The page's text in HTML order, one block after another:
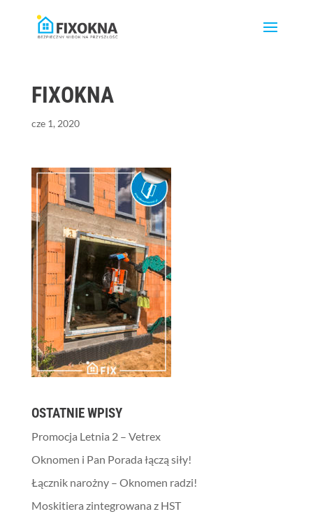
FIXOKNA
cze 1, 2020
OSTATNIE WPISY
Promocja Letnia 2 – Vetrex
Oknomen i Pan Porada łączą siły!
Łącznik narożny – Oknomen radzi!
Moskitiera zintegrowana z HST